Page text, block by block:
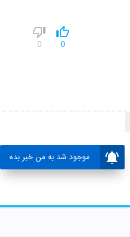
0
0
موجود شد به من خبر بده